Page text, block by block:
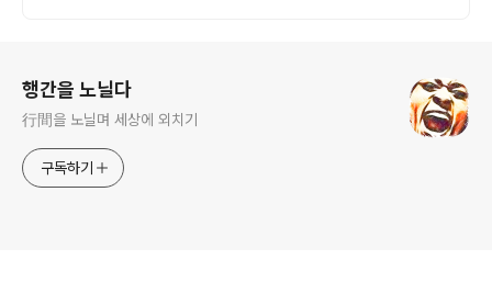
행간을 노닐다
行間을 노닐며 세상에 외치기
구독하기